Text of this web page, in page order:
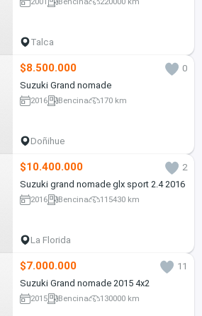
Talca
$8.500.000
0
Suzuki Grand nomade
2016 Bencina 170 km
Doñihue
$10.400.000
2
Suzuki grand nomade glx sport 2.4 2016
2016 Bencina 115430 km
La Florida
$7.000.000
11
Suzuki Grand nomade 2015 4x2
2015 Bencina 130000 km